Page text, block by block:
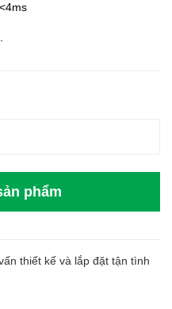
phẩm
thiết kế và lắp đặt tận tình